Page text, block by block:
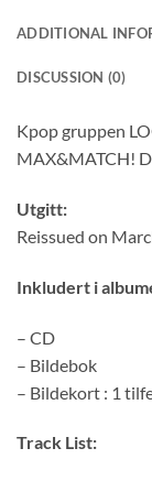
ADDITIONAL
DISCUSSION (0)
Kpop gruppen
MAX&MATCH!
Utgitt:
Reissued on
Inkludert i
– CD
– Bildebok
– Bildekort : 1
Track List: